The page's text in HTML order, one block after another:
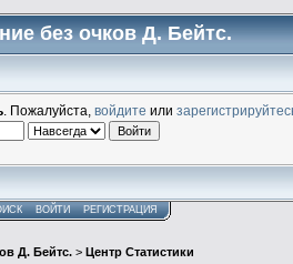
без очков Д. Бейтс.
. Пожалуйста, войдите или
ВОЙТИ РЕГИСТРАЦИЯ
Д. Бейтс. > Центр Статистики